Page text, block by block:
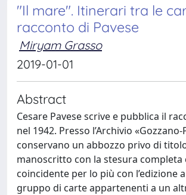
"Il mare". Itinerari tra le
racconto di Pavese
Miryam Grasso
2019-01-01
Abstract
Cesare Pavese scrive e pubblica il
nel 1942. Presso l’Archivio «Gozzano-
conservano un abbozzo privo di
manoscritto con la stesura completa
coincidente per lo più con l’edizione
gruppo di carte appartenenti a un